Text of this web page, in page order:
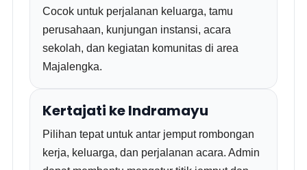
Cocok untuk perjalanan keluarga, tamu
perusahaan, kunjungan instansi, acara
sekolah, dan kegiatan komunitas di area
Majalengka.
Kertajati ke Indramayu
Pilihan tepat untuk antar jemput rombongan
kerja, keluarga, dan perjalanan acara. Admin